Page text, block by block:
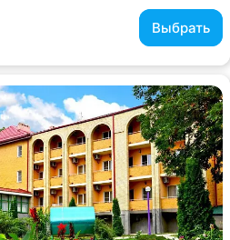
Выбрать